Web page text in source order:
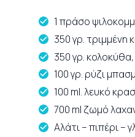
1 πράσο
350 γρ. τριμμένη
350 γρ.
100 γρ. ρύζι
100 ml. λευκό
700 ml ζωμό
Αλάτι – πιπέρι –